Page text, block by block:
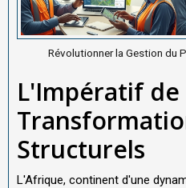
Révolutionner la Gestion du
L'Impératif de
Structurels
L'Afrique, continent d'une